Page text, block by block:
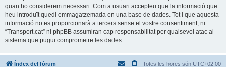
quan ho considerem necessari. Com a usuari accepteu que la informació que
heu introduït quedi emmagatzemada en una base de dades. Tot i que aquesta
informació no es proporcionarà a tercers sense el vostre consentiment, ni
“Transport.cat” ni phpBB assumiran cap responsabilitat per qualsevol atac al
sistema que pugui comprometre les dades.
Índex del fòrum Totes les hores són UTC+02:00